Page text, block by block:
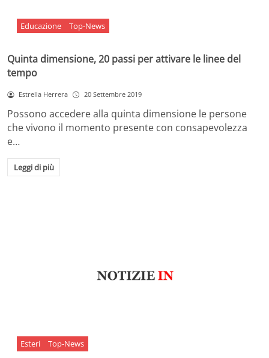
Educazione Top-News
Quinta dimensione, 20 passi per attivare le linee del
tempo
Estrella Herrera 20 Settembre 2019
Possono accedere alla quinta dimensione le persone
che vivono il momento presente con consapevolezza
e…
Leggi di più
Esteri Top-News